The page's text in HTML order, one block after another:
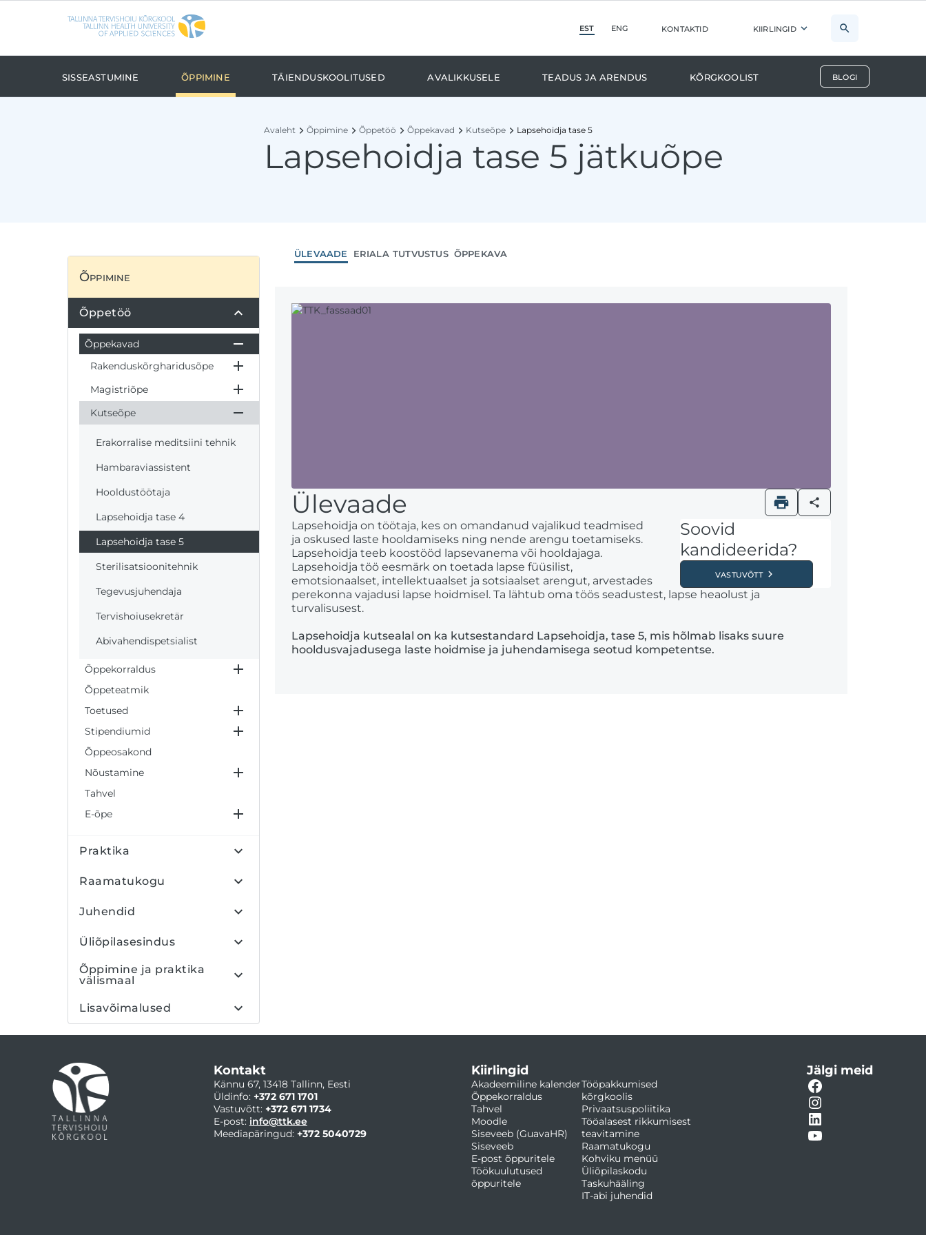
Liigu edasi põhisisu juurde Ligipääsetavus
est eng kontaktid kiirlingid
Sisseastumine Õppimine Täienduskoolitused Avalikkusele Teadus ja arendus Kõrgkoolist blogi
Avaleht Õppimine Õppetöö Õppekavad Kutseõpe Lapsehoidja tase 5
Lapsehoidja tase 5 jätkuõpe
Õppimine
Õppetöö
Õppekavad
Rakenduskõrgharidusõpe
Magistriõpe
Kutseõpe
Erakorralise meditsiini tehnik
Hambaraviassistent
Hooldustöötaja
Lapsehoidja tase 4
Lapsehoidja tase 5
Sterilisatsioonitehnik
Tegevusjuhendaja
Tervishoiusekretär
Abivahendispetsialist
Õppekorraldus
Õppeteatmik
Toetused
Stipendiumid
Õppeosakond
Nõustamine
Tahvel
E-õpe
Praktika
Raamatukogu
Juhendid
Üliõpilasesindus
Õppimine ja praktika
välismaal
Lisavõimalused
ülevaade eriala tutvustus õppekava
Ülevaade
Soovid
kandideerida?
vastuvõtt
Lapsehoidja on töötaja, kes on omandanud vajalikud teadmised
ja oskused laste hooldamiseks ning nende arengu toetamiseks.
Lapsehoidja teeb koostööd lapsevanema või hooldajaga.
Lapsehoidja töö eesmärk on toetada lapse füüsilist,
emotsionaalset, intellektuaalset ja sotsiaalset arengut, arvestades
perekonna vajadusi lapse hoidmisel. Ta lähtub oma töös seadustest, lapse heaolust ja
turvalisusest.
Lapsehoidja kutsealal on ka kutsestandard Lapsehoidja, tase 5, mis hõlmab lisaks suure
hooldusvajadusega laste hoidmise ja juhendamisega seotud kompetentse.
Kontakt
Kännu 67, 13418 Tallinn, Eesti
Üldinfo: +372 671 1701
Vastuvõtt: +372 671 1734
E-post: info@ttk.ee
Meediapäringud: +372 5040729
Kiirlingid
Akadeemiline kalender
Õppekorraldus
Tahvel
Moodle
Siseveeb (GuavaHR)
Siseveeb
E-post õppuritele
Töökuulutused
õppuritele
Tööpakkumised
kõrgkoolis
Privaatsuspoliitika
Tööalasest rikkumisest
teavitamine
Raamatukogu
Kohviku menüü
Üliõpilaskodu
Taskuhääling
IT-abi juhendid
Jälgi meid